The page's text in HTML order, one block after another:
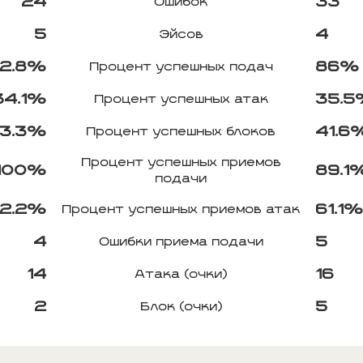
Ошибок
5 Эйсов 4
Процент успешных подач 86%
Процент успешных атак
Процент успешных блоков
Процент успешных приемов
подачи
Процент успешных приемов атак 61.1%
4 Ошибки приема подачи 5
14 Атака (очки) 16
2 Блок (очки) 5